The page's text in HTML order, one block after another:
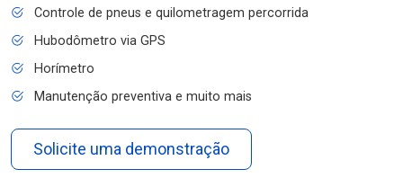
Controle de pneus e quilometragem percorrida
Hubodômetro via GPS
Horímetro
Manutenção preventiva e muito mais
Solicite uma demonstração